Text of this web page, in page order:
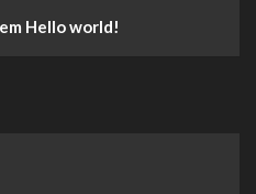
em Hello world!